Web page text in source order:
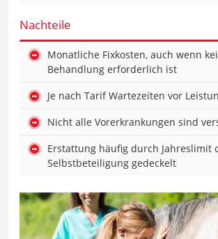
Nachteile
Monatliche Fixkosten, auch wenn
Behandlung erforderlich ist
Je nach Tarif Wartezeiten vor
Nicht alle Vorerkrankungen sind
Erstattung häufig durch Jahreslimit
Selbstbeteiligung gedeckelt